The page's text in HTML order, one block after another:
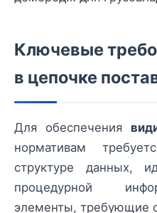
Ключевые
в цепочке
Для обеспечения
нормативам
структуре данных,
процедурной
элементы, требующие